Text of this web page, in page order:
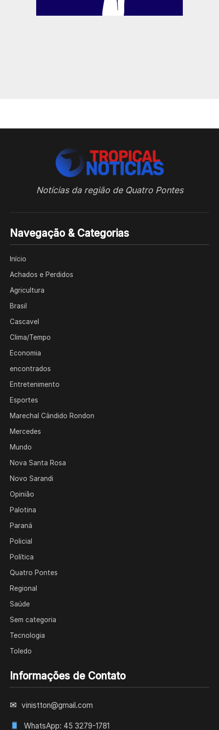
Notícias da região de Quatro Pontes
Navegação & Categorias
Início
Achados e Perdidos
Agricultura
Brasil
Cascavel
Clima/Tempo
Economia
encontrados
Entretenimento
Esportes
Marechal Cândido Rondon
Mercedes
Mundo
Nova Santa Rosa
Novo Sarandi
Opinião
Palotina
Paraná
Policial
Política
Quatro Pontes
Regional
Saúde
Sem categoria
Tecnologia
Toledo
Informações de Contato
✉ vinistton@gmail.com
WhatsApp: 45 3279-1781